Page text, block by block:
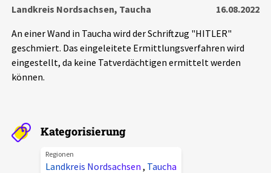
Leipziger Zustände
Phänomene
Aktuelles
Landkreis Nordsachsen, Taucha
16.08.2022
An einer Wand in Taucha wird der Schriftzug "HITLER"
geschmiert. Das eingeleitete Ermittlungsverfahren wird
eingestellt, da keine Tatverdächtigen ermittelt werden
können.
Kategorisierung
Regionen
Landkreis Nordsachsen , Taucha